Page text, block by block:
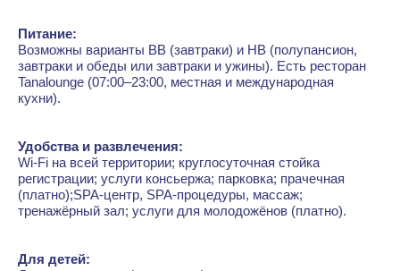
Питание:
Возможны варианты ВВ (завтраки) и HB (полупансион,
завтраки и обеды или завтраки и ужины). Есть ресторан
Tanalounge (07:00–23:00, местная и международная
кухни).
Удобства и развлечения:
Wi-Fi на всей территории; круглосуточная стойка
регистрации; услуги консьержа; парковка; прачечная
(платно);SPA-центр, SPA-процедуры, массаж;
тренажёрный зал; услуги для молодожёнов (платно).
Для детей: